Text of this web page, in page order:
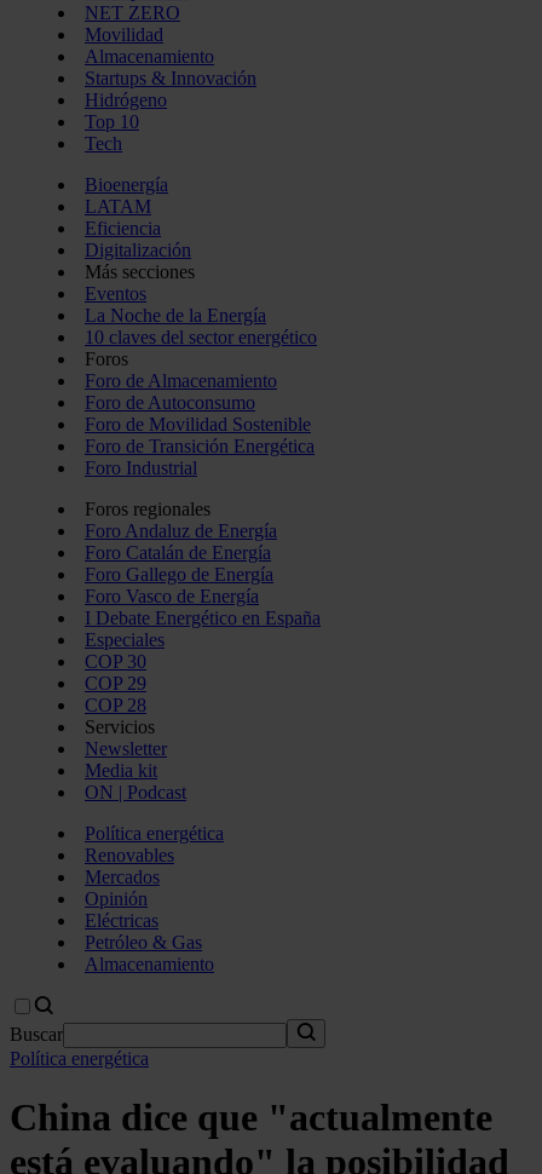
NET ZERO
Movilidad
Almacenamiento
Startups & Innovación
Hidrógeno
Top 10
Tech
Bioenergía
LATAM
Eficiencia
Digitalización
Más secciones
Eventos
La Noche de la Energía
10 claves del sector energético
Foros
Foro de Almacenamiento
Foro de Autoconsumo
Foro de Movilidad Sostenible
Foro de Transición Energética
Foro Industrial
Foros regionales
Foro Andaluz de Energía
Foro Catalán de Energía
Foro Gallego de Energía
Foro Vasco de Energía
I Debate Energético en España
Especiales
COP 30
COP 29
COP 28
Servicios
Newsletter
Media kit
ON | Podcast
Política energética
Renovables
Mercados
Opinión
Eléctricas
Petróleo & Gas
Almacenamiento
Buscar
Política energética
China dice que "actualmente
está evaluando" la posibilidad